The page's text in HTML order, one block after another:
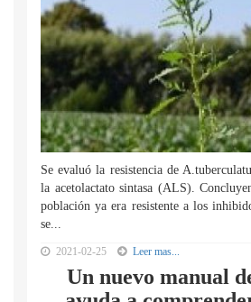
Se evaluó la resistencia de
la acetolactato sintasa (ALS).
población ya era resistente a los
se...
2021-02-25 Leer mas...
Un nuevo manual